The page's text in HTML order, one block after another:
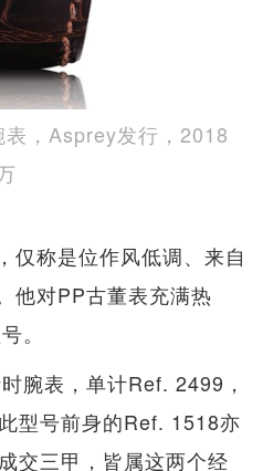
，Asprey发行，2018
仅称是位作风低调、来自
他对PP古董表充满热
。
腕表，单计Ref. 2499，
型号前身的Ref. 1518亦
交三甲，皆属这两个经